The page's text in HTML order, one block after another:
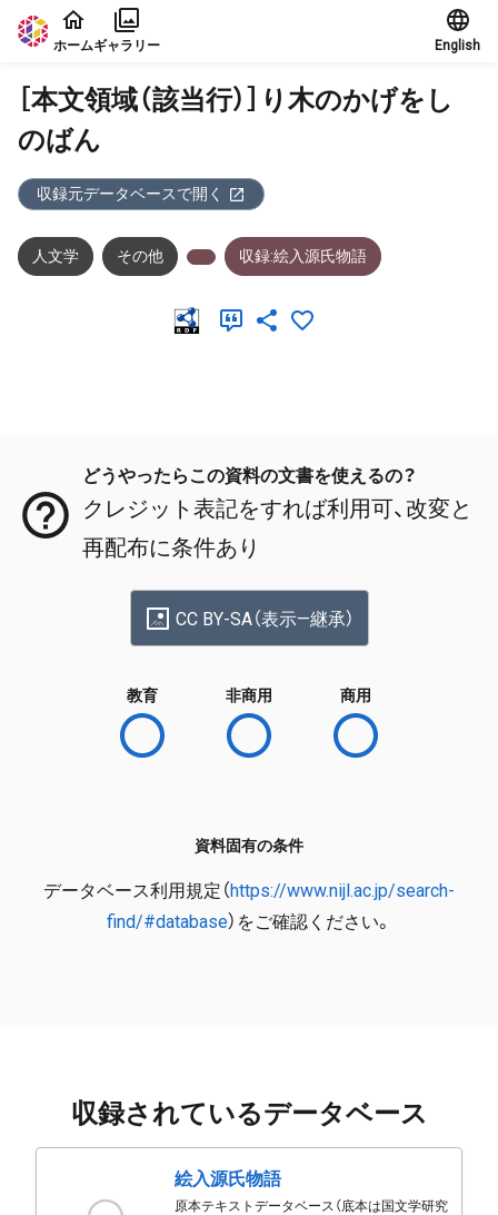
本文に飛ぶ
ホームギャラリー English
［本文領域（該当行）］り木のかげをし
のばん
収録元データベースで開く
人文学 その他 収録:絵入源氏物語
どうやったらこの資料の文書を使えるの？
クレジット表記をすれば利用可、改変と
再配布に条件あり
CC BY-SA（表示—継承）
教育 非商用 商用
資料固有の条件
データベース利用規定（https://www.nijl.ac.jp/search-
find/#database）をご確認ください。
収録されているデータベース
絵入源氏物語
原本テキストデータベース（底本は国文学研究